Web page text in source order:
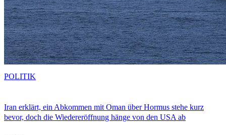
Iran erklärt, ein Abkommen mit Oman über Hormus stehe kurz
bevor, doch die Wiedereröffnung hänge von den USA ab
POLITIK